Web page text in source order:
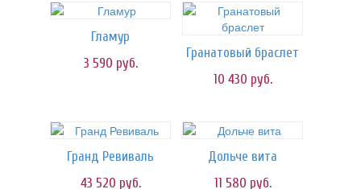
Гламур
3 590 руб.
Гранатовый браслет
10 430 руб.
Гранд Ревиваль
43 520 руб.
Дольче вита
11 580 руб.